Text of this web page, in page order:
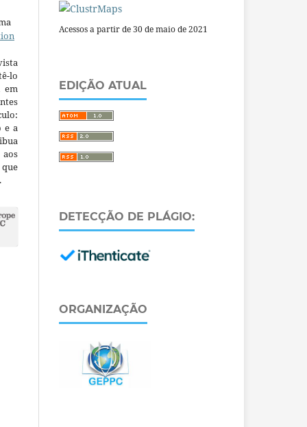
lo
em
e a
Acessos a partir de 30 de maio de 2021
EDIÇÃO ATUAL
DETECÇÃO DE PLÁGIO:
ORGANIZAÇÃO